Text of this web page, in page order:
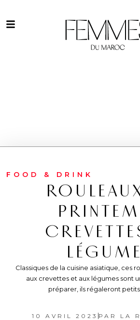
FOOD & DRINK
Classiques de la cuisine asiatique, ces
aux crevettes et aux légumes sont
préparer, ils régaleront petits
10 AVRIL 2023 PAR LA